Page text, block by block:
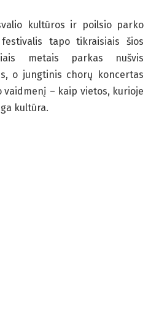
kultūros ir poilsio parko
tapo tikraisiais šios
metais parkas nušvis
o jungtinis chorų koncertas
– kaip vietos, kurioje
kultūra.